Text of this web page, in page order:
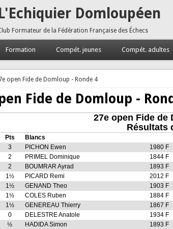
Domloupéen
Formateur de la Fédération Française des Échecs
Formation Compét. jeunes Compét. adultes
ici
open Fide de Domloup - Ronde 4
Fide de Domloup -
27e open Fide de
Résultats
Pts Blancs
3 PICHON Ewen 1980 F
2 PRIMEL Dominique 1844 F
2 BOUMRAR Ayrad 1893 F
1½ PICARD Remi 2012 F
1½ GENAND Theo 1903 F
1½ COLES Ruben 1884 F
1½ GENEREAU Thierry 1867 F
0 DELESTRE Anatole 1934 F
½ HADIDA Simon 1893 F